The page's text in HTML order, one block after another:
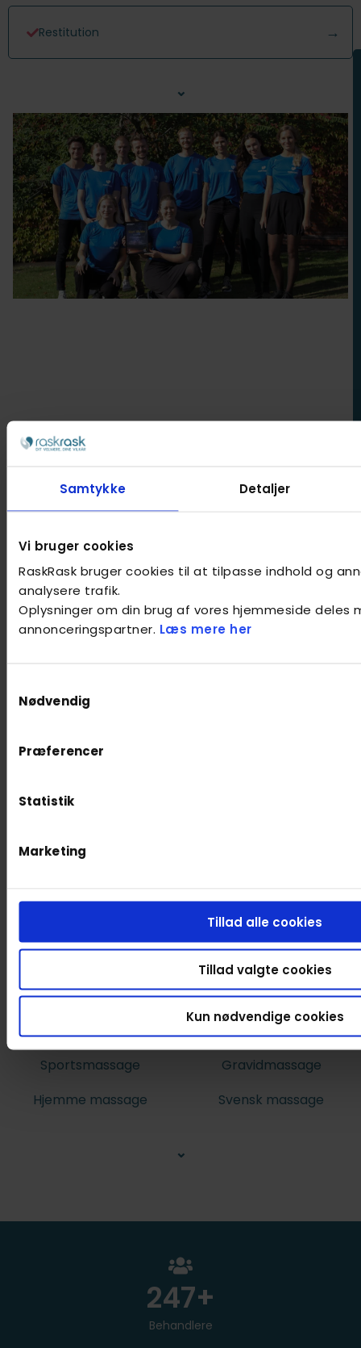
Samtykke Detaljer
Vi bruger cookies
RaskRask bruger cookies til at tilpasse indhold og
analysere trafik.
Oplysninger om din brug af vores hjemmeside deles
annonceringspartner. Læs mere her
Nødvendig
Præferencer
Statistik
Marketing
Tillad alle cookies
Tillad valgte cookies
Kun nødvendige cookies
Restitution
⌄
Nakkesmerter
Bensmerter
Stress
Massagetyper
Sportsmassage
Gravidmassage
Hjemme massage
Svensk massage
⌄
Behandlere
250+